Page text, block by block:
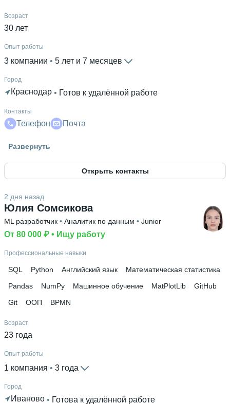
Возраст
30 лет
Опыт работы
3 компании 5 лет и 7 месяцев
Город
Краснодар • Готов к удалённой работе
Контакты
Телефон Почта
Высшее образование
Дополнительное образование
экономика народного хозяйства, Специалист по анализу
данных и информационной безопас
Развернуть
Открыть контакты
Юлия Сомсикова
2 дня назад
ML разработчик • Аналитик по данным • Junior
От 80 000 ₽ • Ищу работу
Профессиональные навыки
SQL Python Английский язык
Математическая статистика
Pandas
NumPy Машинное обучение MatPlotLib
GitHub
Git
ООП BPMN
Возраст
23 года
Опыт работы
1 компания 3 года
Город
Иваново • Готова к удалённой работе